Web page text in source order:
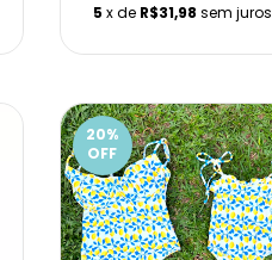
5 x de R$31,98 sem juros
20%
OFF